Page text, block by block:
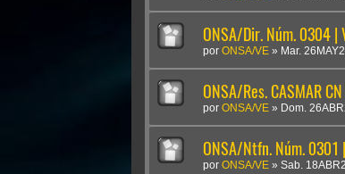
ONSA/Dir. Núm. 0304 |
por ONSA/VE » Mar.
ONSA/Res. CASMAR
por ONSA/VE » Dom.
ONSA/Ntfn. Núm.
por ONSA/VE » Sab.